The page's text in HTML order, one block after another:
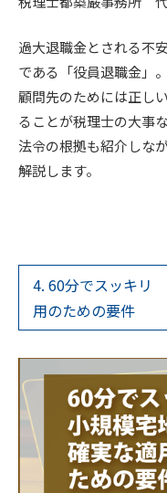
過大退職金とされる不
である「役員退職金」。
顧問先のためには正し
ることが税理士の大事
法令の根拠も紹介しな
解説します。
4. 60分でスッキ
用のための要件